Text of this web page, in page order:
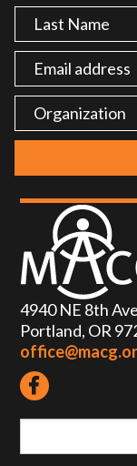
4940 NE 8th
Portland, OR